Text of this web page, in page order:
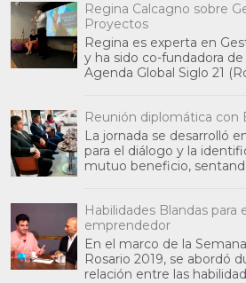
Regina Calcagno sobre
Proyectos
Regina es experta en
y ha sido co-fundadora de
Agenda Global Siglo 21
Reunión diplomática con
La jornada se desarrolló
para el diálogo y la
mutuo beneficio,
Habilidades Blandas para
emprendedor
En el marco de la
Rosario 2019, se abordó
relación entre las